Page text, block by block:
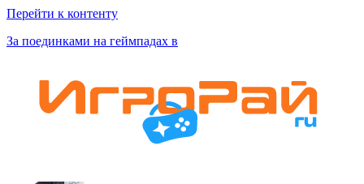
Перейти к контенту
За поединками на геймпадах в